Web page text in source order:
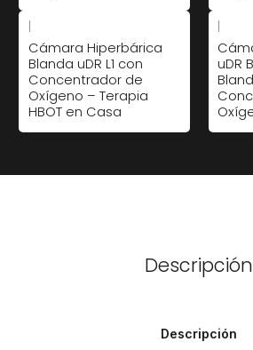
Cámara Hiperbárica
Blanda uDR L1 con
Concentrador de
Oxígeno – Terapia
HBOT en Casa
uDR
Descripción
Descripción